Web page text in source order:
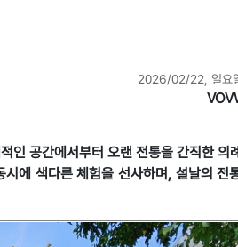
2026/02/22, 일요
인 공간에서부터 오랜 전통을 간직한 의
에 색다른 체험을 선사하며, 설날의 전